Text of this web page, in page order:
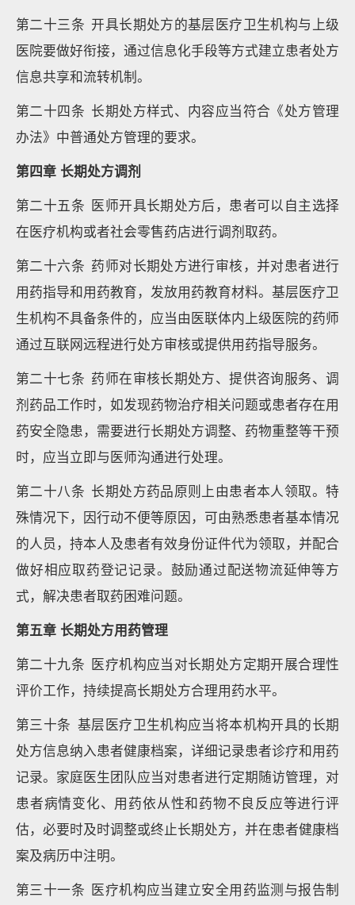
第二十三条 开具长期处方的基层医疗卫生机构与上级
医院要做好衔接，通过信息化手段等方式建立患者处方
信息共享和流转机制。
第二十四条 长期处方样式、内容应当符合《处方管理
办法》中普通处方管理的要求。
第四章 长期处方调剂
第二十五条 医师开具长期处方后，患者可以自主选择
在医疗机构或者社会零售药店进行调剂取药。
第二十六条 药师对长期处方进行审核，并对患者进行
用药指导和用药教育，发放用药教育材料。基层医疗卫
生机构不具备条件的，应当由医联体内上级医院的药师
通过互联网远程进行处方审核或提供用药指导服务。
第二十七条 药师在审核长期处方、提供咨询服务、调
剂药品工作时，如发现药物治疗相关问题或患者存在用
药安全隐患，需要进行长期处方调整、药物重整等干预
时，应当立即与医师沟通进行处理。
第二十八条 长期处方药品原则上由患者本人领取。特
殊情况下，因行动不便等原因，可由熟悉患者基本情况
的人员，持本人及患者有效身份证件代为领取，并配合
做好相应取药登记记录。鼓励通过配送物流延伸等方
式，解决患者取药困难问题。
第五章 长期处方用药管理
第二十九条 医疗机构应当对长期处方定期开展合理性
评价工作，持续提高长期处方合理用药水平。
第三十条 基层医疗卫生机构应当将本机构开具的长期
处方信息纳入患者健康档案，详细记录患者诊疗和用药
记录。家庭医生团队应当对患者进行定期随访管理，对
患者病情变化、用药依从性和药物不良反应等进行评
估，必要时及时调整或终止长期处方，并在患者健康档
案及病历中注明。
第三十一条 医疗机构应当建立安全用药监测与报告制